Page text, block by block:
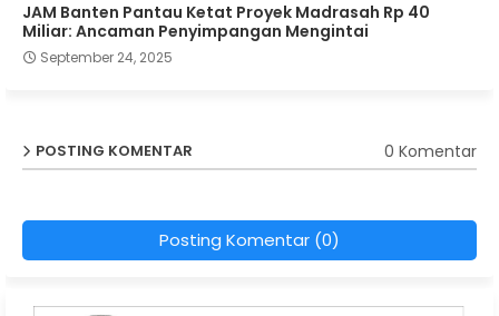
JAM Banten Pantau Ketat Proyek Madrasah Rp 40
Miliar: Ancaman Penyimpangan Mengintai
September 24, 2025
POSTING KOMENTAR 0 Komentar
Posting Komentar (0)